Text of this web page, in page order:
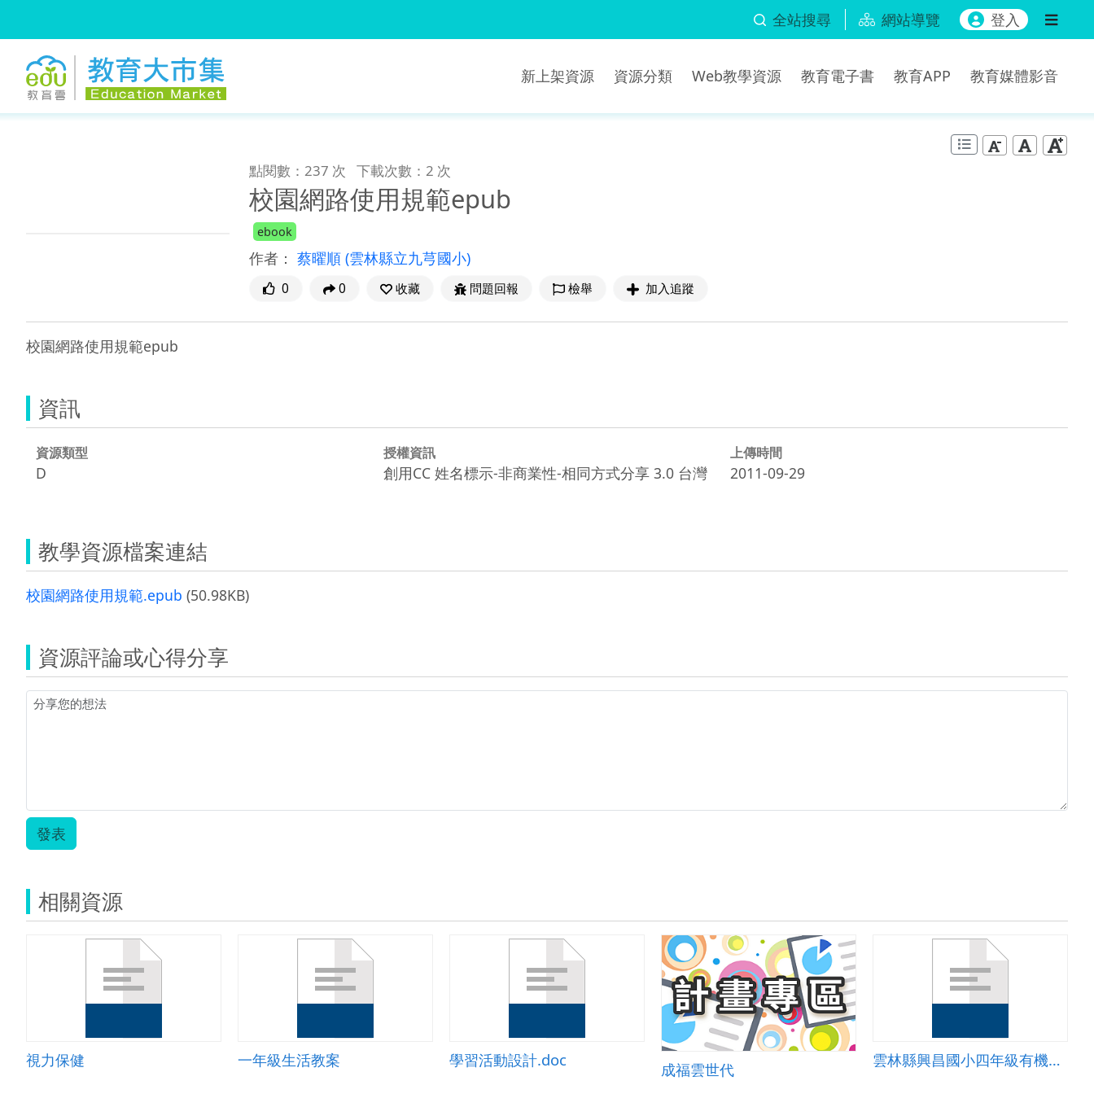
全站搜尋 網站導覽 登入
新上架資源 資源分類 Web教學資源 教育電子書 教育APP 教育媒體影音
點閱數：237 次 下載次數：2 次
校園網路使用規範epub
ebook
作者： 蔡曜順 (雲林縣立九芎國小)
0 0 收藏 問題回報 檢舉 加入追蹤
校園網路使用規範epub
資訊
資源類型
D
授權資訊
創用CC 姓名標示-非商業性-相同方式分享 3.0 台灣
上傳時間
2011-09-29
教學資源檔案連結
校園網路使用規範.epub (50.98KB)
資源評論或心得分享
發表
相關資源
視力保健 一年級生活教案 學習活動設計.doc
成福雲世代
雲林縣興昌國小四年級有機農園優轉教學設計